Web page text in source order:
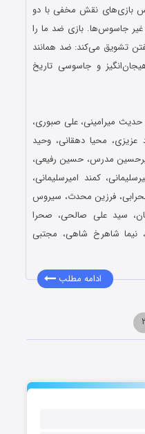
بازی‌های نقش مخفی با دو
جاسوس‌ها. بازی ضد ما را
تشویق می‌کند: ضد همانند
و جاسوسی تاریخ
میرامینی، علی صبوری،
عزیزی، محیا دهقانی، وحید
مدرس، حسین رفیعی،
کمند امیرسلیمانی،
فرزین محدث، سیروس
سید علی صالحی، صحرا
نیما شاهرخ شاهی، مجتبی
ادامه مطلب
۲